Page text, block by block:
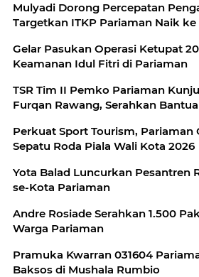
Mulyadi Dorong Percepatan
Targetkan ITKP Pariaman Naik ke
Gelar Pasukan Operasi Ketupat
Keamanan Idul Fitri di Pariaman
TSR Tim II Pemko Pariaman
Furqan Rawang, Serahkan
Perkuat Sport Tourism, Pariaman
Sepatu Roda Piala Wali Kota 2026
Yota Balad Luncurkan Pesantren
se-Kota Pariaman
Andre Rosiade Serahkan 1.500
Warga Pariaman
Pramuka Kwarran 031604
Baksos di Mushala Rumbio